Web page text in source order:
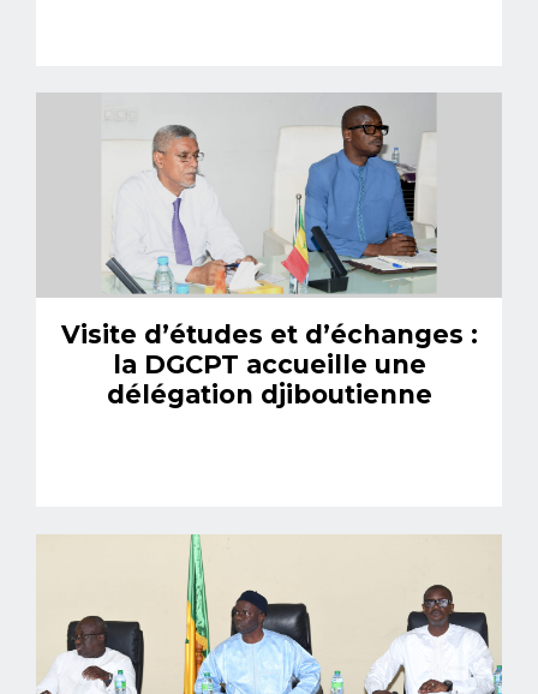
Visite d’études et d’échanges :
la DGCPT accueille une
délégation djiboutienne